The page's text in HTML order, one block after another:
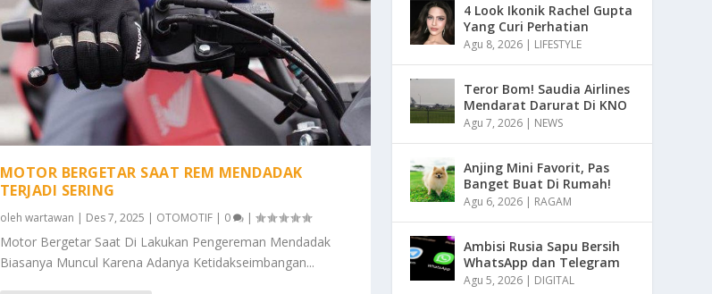
MOTOR BERGETAR SAAT REM MENDADAK
TERJADI SERING
oleh wartawan | Des 7, 2025 | OTOMOTIF| 0 |
Motor Bergetar Saat Di Lakukan Pengereman Mendadak
Biasanya Muncul Karena Adanya Ketidakseimbangan...
4 Look Ikonik Rachel Gupta
Yang Curi Perhatian
Agu 8, 2026 | LIFESTYLE
Teror Bom! Saudia Airlines
Mendarat Darurat Di KNO
Agu 7, 2026 | NEWS
Anjing Mini Favorit, Pas
Banget Buat Di Rumah!
Agu 6, 2026 | RAGAM
Ambisi Rusia Sapu Bersih
WhatsApp dan Telegram
Agu 5, 2026 | DIGITAL